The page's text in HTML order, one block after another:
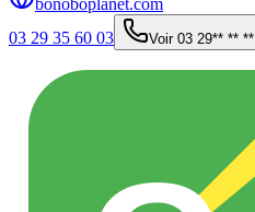
bonoboplanet.com
03 29 35 60 03
Voir 03 29** ** **